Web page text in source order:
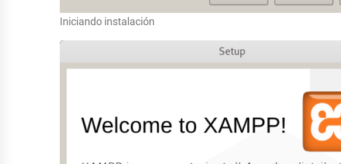
Iniciando instalación